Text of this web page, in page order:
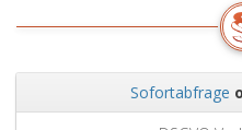
mehr
erfüllt,
Sofortabfrage